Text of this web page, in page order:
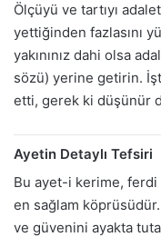
Ölçüyü ve tartıyı
yettiğinden fazlasını
yakınınız dahi olsa
sözü) yerine getirin.
etti, gerek ki düşünür
Ayetin Detaylı Tefsiri
Bu ayet-i kerime,
en sağlam
ve güvenini ayakta